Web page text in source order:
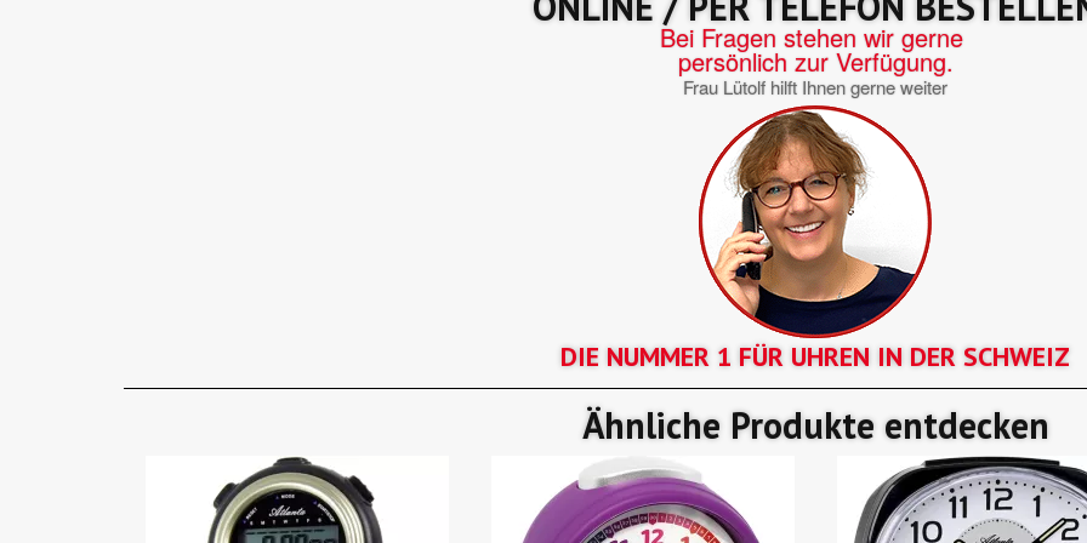
Bei Fragen stehen wir gerne
persönlich zur Verfügung.
Frau Lütolf hilft Ihnen gerne weiter
DIE NUMMER 1 FÜR UHREN IN DER SCHWEIZ
Ähnliche Produkte entdecken